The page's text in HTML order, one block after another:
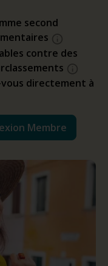
second
contre des
directement à
Membre